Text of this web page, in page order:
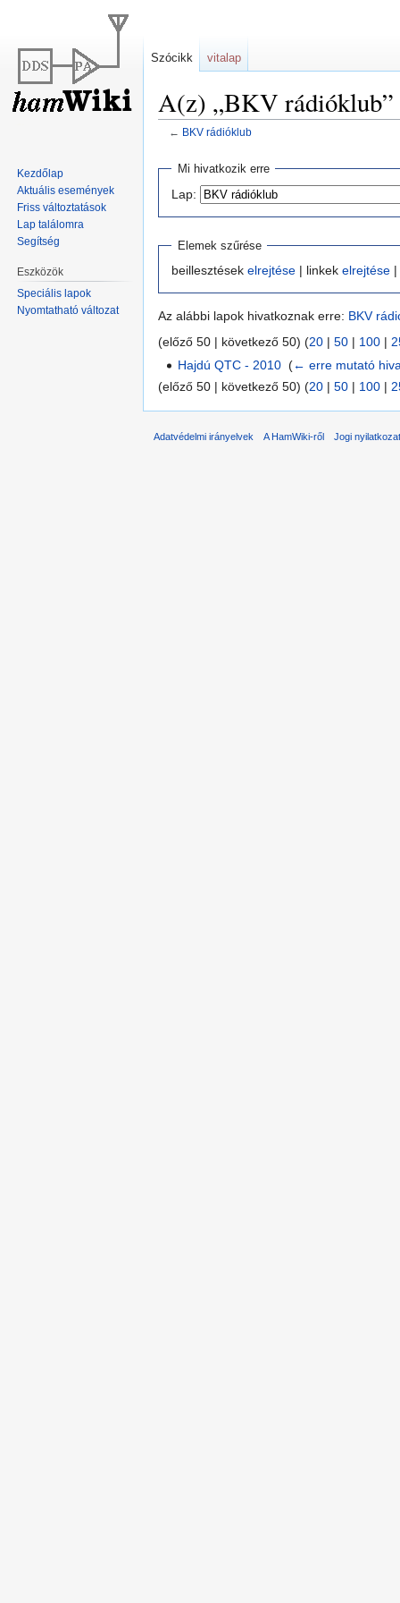
A(z) „BKV rádióklub”
← BKV rádióklub
Ugrás
navigációhoz
Ugrás
kereséshez
Mi hivatkozik erre
Lap:
Elemek szűrése
beillesztések elrejtése | linkek elrejtése
Az alábbi lapok hivatkoznak erre: BKV
(előző 50 | következő 50) (20 | 50 | 100 |
Hajdú QTC - 2010 ‎(← erre mutató
(előző 50 | következő 50) (20 | 50 | 100 |
Szócikk vitalap
Kezdőlap
Aktuális események
Friss változtatások
Lap találomra
Segítség
Eszközök
Speciális lapok
Nyomtatható változat
Adatvédelmi irányelvek A HamWiki-ről Jogi